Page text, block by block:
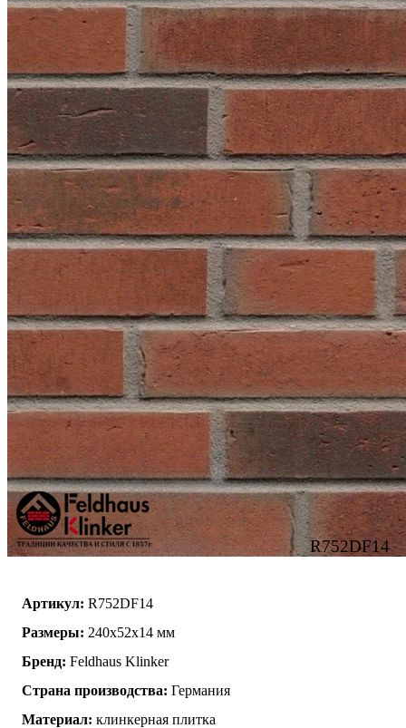
R752DF14
Артикул: R752DF14
Размеры: 240x52x14 мм
Бренд: Feldhaus Klinker
Страна производства: Германия
Материал: клинкерная плитка